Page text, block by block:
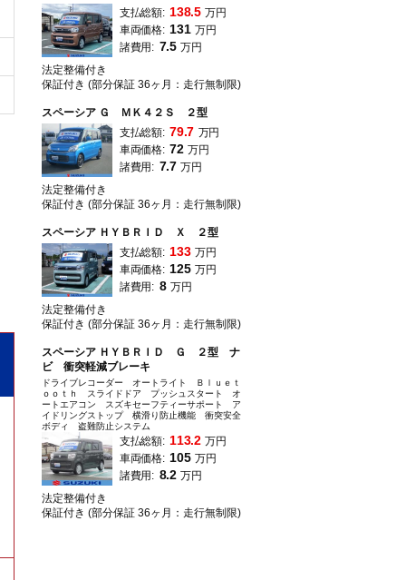
支払総額: 138.5 万円
車両価格: 131 万円
諸費用: 7.5 万円
法定整備付き
保証付き (部分保証 36ヶ月：走行無制限)
スペーシア Ｇ ＭＫ４２Ｓ ２型
支払総額: 79.7 万円
車両価格: 72 万円
諸費用: 7.7 万円
法定整備付き
保証付き (部分保証 36ヶ月：走行無制限)
スペーシア ＨＹＢＲＩＤ Ｘ ２型
支払総額: 133 万円
車両価格: 125 万円
諸費用: 8 万円
法定整備付き
保証付き (部分保証 36ヶ月：走行無制限)
スペーシア ＨＹＢＲＩＤ Ｇ ２型 ナ
ビ 衝突軽減ブレーキ
ドライブレコーダー オートライト Ｂｌｕｅｔ
ｏｏｔｈ スライドドア プッシュスタート オ
ートエアコン スズキセーフティーサポート ア
イドリングストップ 横滑り防止機能 衝突安全
ボディ 盗難防止システム
支払総額: 113.2 万円
車両価格: 105 万円
諸費用: 8.2 万円
法定整備付き
保証付き (部分保証 36ヶ月：走行無制限)